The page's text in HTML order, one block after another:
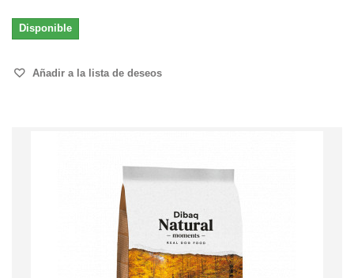
Disponible
Añadir a la lista de deseos